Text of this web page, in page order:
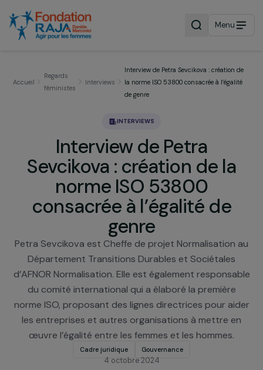
Menu
Regards
Interviews
Interview de Petra Sevcikova : création
la norme ISO 53800 consacrée à
Interview de Petra
Sevcikova : création de la
norme ISO 53800
consacrée à l’égalité de
genre
Petra Sevcikova est Cheffe de projet
Département Transitions Durables et Sociétales
d’AFNOR Normalisation. Elle est également
du comité international qui a élaboré la première
norme ISO, proposant des lignes directrices pour
les entreprises et autres organisations à mettre